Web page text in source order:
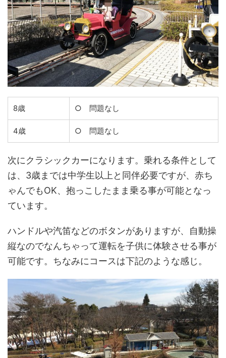
8歳 ○ 問題なし
4歳 ○ 問題なし
次にクラシックカーになります。乗れる条件として
は、3歳までは中学生以上と同伴必要ですが、赤ち
ゃんでもOK、抱っこしたまま乗る事が可能となっ
ています。
ハンドルや汽笛などのボタンがありますが、自動操
縦なのでなんちゃって運転を子供に体験させる事が
可能です。ちなみにコースは下記のような感じ。